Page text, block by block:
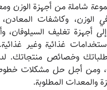
شاملة من أجهزة الوزن
الوزن، وكاشفات
إلى أجهزة تغليف
غذائية وغير
وخصائص منتجاتك.
ومن أجل حل مشكلات خطوط
والمعدات المطلوبة.